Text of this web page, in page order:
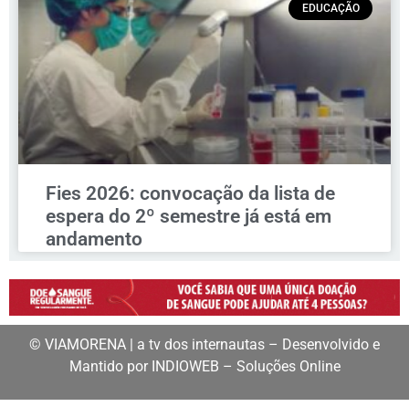
EDUCAÇÃO
Fies 2026: convocação da lista de
espera do 2º semestre já está em
andamento
© VIAMORENA | a tv dos internautas – Desenvolvido e
Mantido por INDIOWEB – Soluções Online